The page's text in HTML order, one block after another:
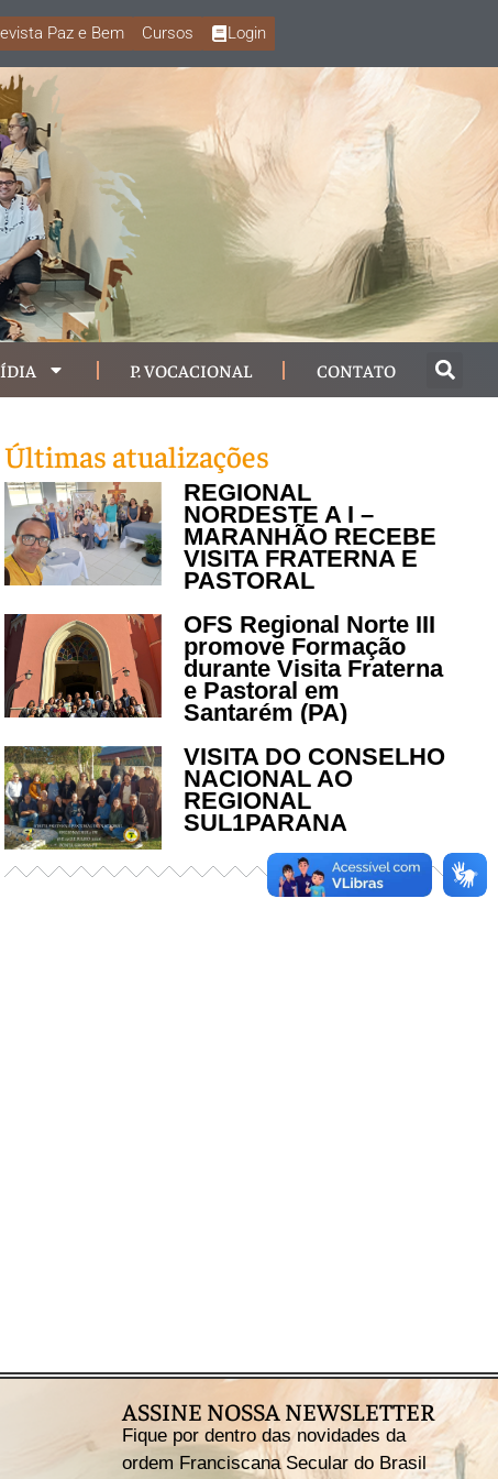
Paz e Bem Cursos Login
P. VOCACIONAL CONTATO
Últimas atualizações
REGIONAL
NORDESTE A I –
MARANHÃO RECEBE
VISITA FRATERNA E
PASTORAL
OFS Regional Norte III
promove Formação
durante Visita Fraterna
e Pastoral em
Santarém (PA)
VISITA DO CONSELHO
NACIONAL AO
REGIONAL
SUL1PARANA
ASSINE NOSSA NEWSLETTER
Fique por dentro das novidades da
ordem Franciscana Secular do Brasil